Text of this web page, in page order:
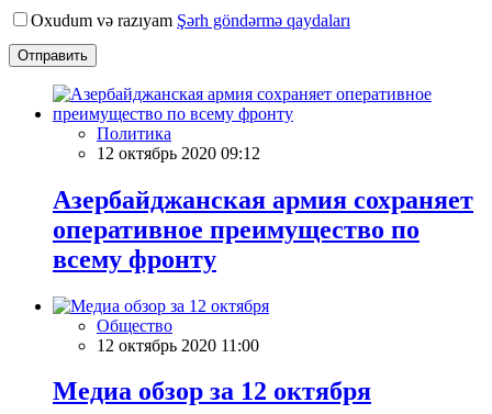
Oxudum və razıyam Şərh göndərmə qaydaları
Отправить
Политика
12 октябрь 2020 09:12
Азербайджанская армия сохраняет
оперативное преимущество по
всему фронту
Общество
12 октябрь 2020 11:00
Meдиа обзор за 12 октября